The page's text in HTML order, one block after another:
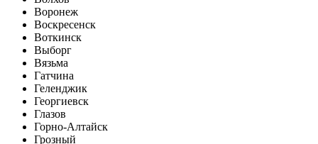
Воронеж
Воскресенск
Воткинск
Выборг
Вязьма
Гатчина
Геленджик
Георгиевск
Глазов
Горно-Алтайск
Грозный